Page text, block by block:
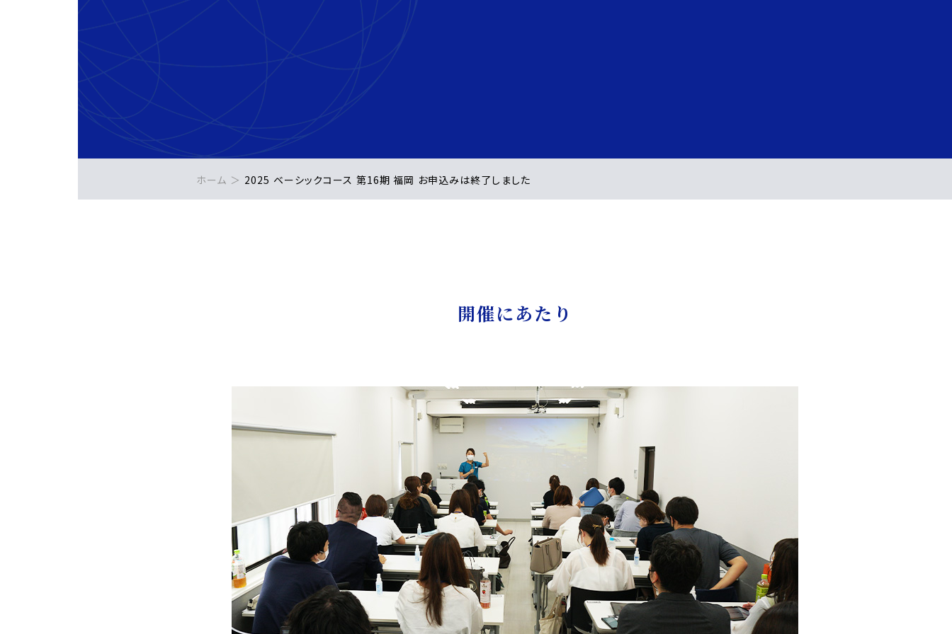
ホーム 2025 ベーシックコース 第16期 福岡 お申込みは終了しました
開催にあたり